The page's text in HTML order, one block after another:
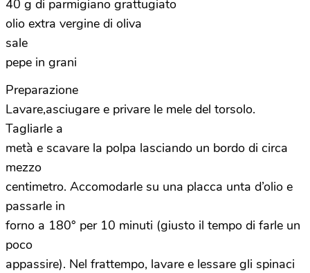
40 g di parmigiano grattugiato
olio extra vergine di oliva
sale
pepe in grani
Preparazione
Lavare,asciugare e privare le mele del torsolo.
Tagliarle a
metà e scavare la polpa lasciando un bordo di circa
mezzo
centimetro. Accomodarle su una placca unta d’olio e
passarle in
forno a 180° per 10 minuti (giusto il tempo di farle un
poco
appassire). Nel frattempo, lavare e lessare gli spinaci